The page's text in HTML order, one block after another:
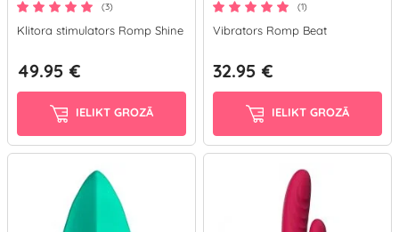
(3)
Klitora stimulators Romp Shine
49.95 €
IELIKT GROZĀ
(1)
Vibrators Romp Beat
32.95 €
IELIKT GROZĀ